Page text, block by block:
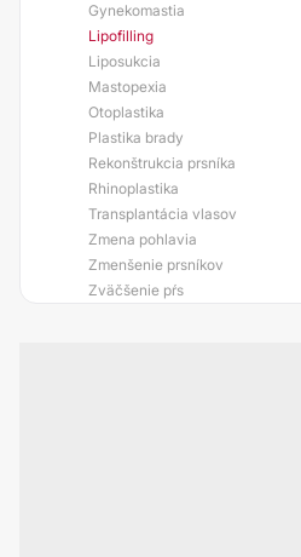
Gynekomastia
Lipofilling
Liposukcia
Mastopexia
Otoplastika
Plastika brady
Rekonštrukcia prsníka
Rhinoplastika
Transplantácia vlasov
Zmena pohlavia
Zmenšenie prsníkov
Zväčšenie pŕs